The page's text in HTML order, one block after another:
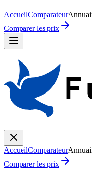
AccueilComparateur
Comparer les prix
AccueilComparateur
Comparer les prix